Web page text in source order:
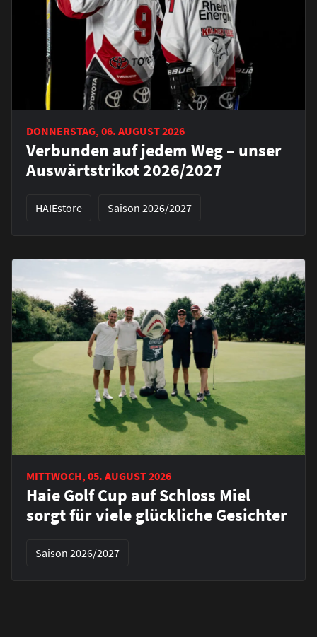
DONNERSTAG, 06. AUGUST 2026
Verbunden auf jedem Weg – unser
Auswärtstrikot 2026/2027
HAIEstore Saison 2026/2027
MITTWOCH, 05. AUGUST 2026
Haie Golf Cup auf Schloss Miel
sorgt für viele glückliche Gesichter
Saison 2026/2027